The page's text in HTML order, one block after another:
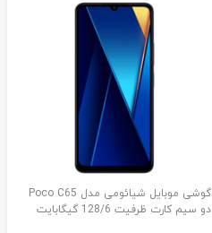
گوشی موبایل شیائومی مدل Poco C65
دو سیم کارت ظرفیت 128/6 گیگابایت